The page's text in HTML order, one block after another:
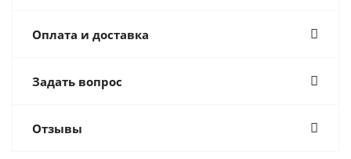
Оплата и доставка
Задать вопрос
Отзывы